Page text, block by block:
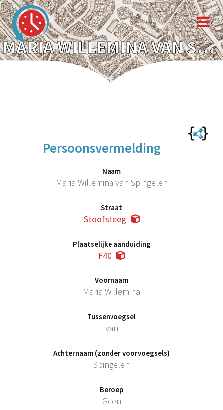
MARIA WILLEMINA VAN SPINGELEN
Persoonsvermelding
Naam
Maria Willemina van Spingelen
Straat
Stoofsteeg
Plaatselijke aanduiding
F40
Voornaam
Maria Willemina
Tussenvoegsel
van
Achternaam (zonder voorvoegsels)
Spingelen
Beroep
Geen